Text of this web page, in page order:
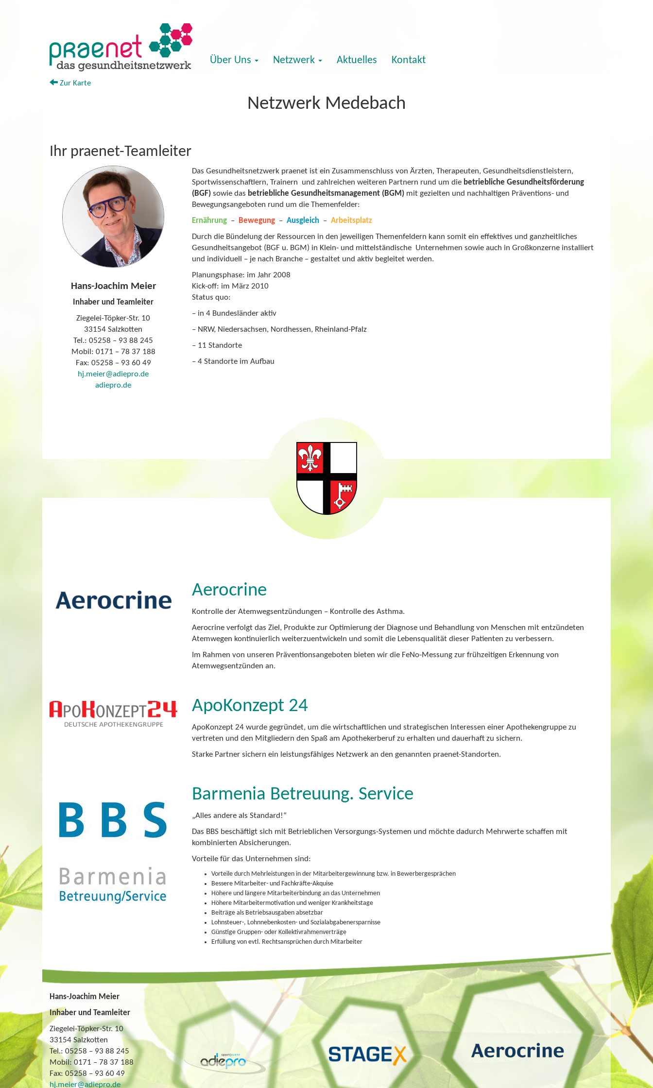
Über Uns Netzwerk Aktuelles Kontakt
+
Zur Karte
Netzwerk Medebach
Ihr praenet-Teamleiter
Hans-Joachim Meier
Inhaber und Teamleiter
Ziegelei-Töpker-Str. 10
33154 Salzkotten
Tel.: 05258 – 93 88 245
Mobil: 0171 – 78 37 188
Fax: 05258 – 93 60 49
hj.meier@adiepro.de
adiepro.de
Das Gesundheitsnetzwerk praenet ist ein Zusammenschluss von Ärzten, Therapeuten, Gesundheitsdienstleistern,
Sportwissenschaftlern, Trainern und zahlreichen weiteren Partnern rund um die betriebliche Gesundheitsförderung
(BGF)sowie das betriebliche Gesundheitsmanagement (BGM) mit gezielten und nachhaltigen Präventions- und
Bewegungsangeboten rund um die Themenfelder:
Ernährung– Bewegung– Ausgleich– Arbeitsplatz
Durch die Bündelung der Ressourcen in den jeweiligen Themenfeldern kann somit ein effektives und ganzheitliches
Gesundheitsangebot (BGF u. BGM) in Klein- und mittelständische Unternehmen sowie auch in Großkonzerne installiert
und individuell – je nach Branche – gestaltet und aktiv begleitet werden.
Planungsphase: im Jahr 2008
Kick-off: im März 2010
Status quo:
– in 4 Bundesländer aktiv
– NRW, Niedersachsen, Nordhessen, Rheinland-Pfalz
– 11 Standorte
– 4 Standorte im Aufbau
Aerocrine
Kontrolle der Atemwegsentzündungen – Kontrolle des Asthma.
Aerocrine verfolgt das Ziel, Produkte zur Optimierung der Diagnose und Behandlung von Menschen mit entzündeten
Atemwegen kontinuierlich weiterzuentwickeln und somit die Lebensqualität dieser Patienten zu verbessern.
Im Rahmen von unseren Präventionsangeboten bieten wir die FeNo-Messung zur frühzeitigen Erkennung von
Atemwegsentzünden an.
ApoKonzept 24
ApoKonzept 24 wurde gegründet, um die wirtschaftlichen und strategischen Interessen einer Apothekengruppe zu
vertreten und den Mitgliedern den Spaß am Apothekerberuf zu erhalten und dauerhaft zu sichern.
Starke Partner sichern ein leistungsfähiges Netzwerk an den genannten praenet-Standorten.
Barmenia Betreuung. Service
„Alles andere als Standard!“
Das BBS beschäftigt sich mit Betrieblichen Versorgungs-Systemen und möchte dadurch Mehrwerte schaffen mit
kombinierten Absicherungen.
Vorteile für das Unternehmen sind:
Vorteile durch Mehrleistungen in der Mitarbeitergewinnung bzw. in Bewerbergesprächen
Bessere Mitarbeiter- und Fachkräfte-Akquise
Höhere und längere Mitarbeiterbindung an das Unternehmen
Höhere Mitarbeitermotivation und weniger Krankheitstage
Beiträge als Betriebsausgaben absetzbar
Lohnsteuer-, Lohnnebenkosten- und Sozialabgabenersparnisse
Günstige Gruppen- oder Kollektivrahmenverträge
Erfüllung von evtl. Rechtsansprüchen durch Mitarbeiter
Hans-Joachim Meier
Inhaber und Teamleiter
Ziegelei-Töpker-Str. 10
33154 Salzkotten
Tel.: 05258 – 93 88 245
Mobil: 0171 – 78 37 188
Fax: 05258 – 93 60 49
hj.meier@adiepro.de